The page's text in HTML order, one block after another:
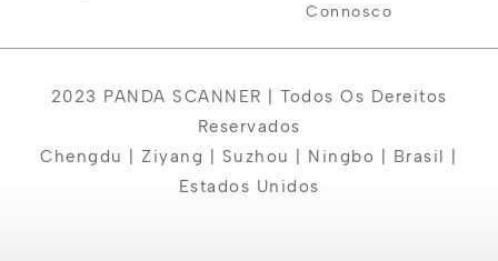
Connosco
2023 PANDA SCANNER | Todos Os Dereitos
Reservados
Chengdu | Ziyang | Suzhou | Ningbo | Brasil |
Estados Unidos